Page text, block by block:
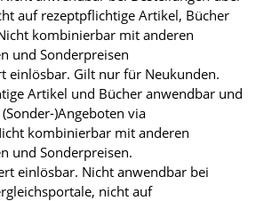
auf rezeptpflichtige Artikel, Bücher
kombinierbar mit anderen
und Sonderpreisen
einlösbar. Gilt nur für Neukunden.
Artikel und Bücher anwendbar und
)Angeboten via
kombinierbar mit anderen
und Sonderpreisen.
einlösbar. Nicht anwendbar bei
nicht auf